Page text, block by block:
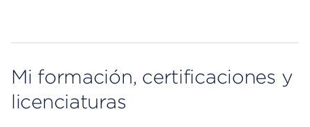
Mi formación, certificaciones y
licenciaturas